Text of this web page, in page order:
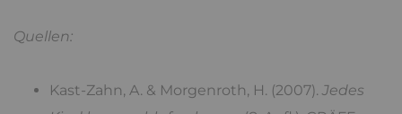
Quellen:
Kast-Zahn, A. & Morgenroth, H. (2007). Jedes